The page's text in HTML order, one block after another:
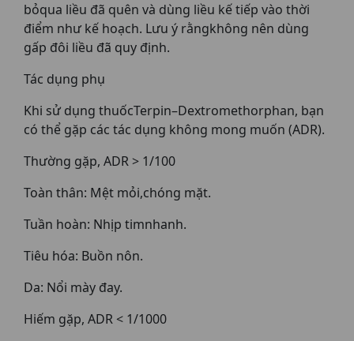
bỏqua liều đã quên và dùng liều kế tiếp vào thời
điểm như kế hoạch. Lưu ý rằngkhông nên dùng
gấp đôi liều đã quy định.
Tác dụng phụ
Khi sử dụng thuốcTerpin–Dextromethorphan, bạn
có thể gặp các tác dụng không mong muốn (ADR).
Thường gặp, ADR > 1/100
Toàn thân: Mệt mỏi,chóng mặt.
Tuần hoàn: Nhịp timnhanh.
Tiêu hóa: Buồn nôn.
Da: Nổi mày đay.
Hiếm gặp, ADR < 1/1000